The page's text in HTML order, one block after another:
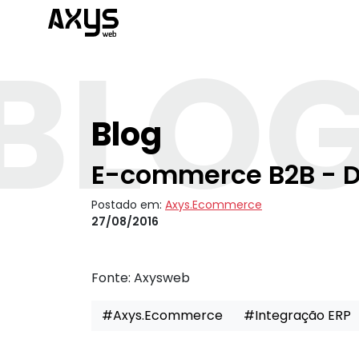
Blog
E-commerce B2B -
Postado em: Axys.Ecommerce
27/08/2016
Fonte: Axysweb
#Axys.Ecommerce #Integração ERP